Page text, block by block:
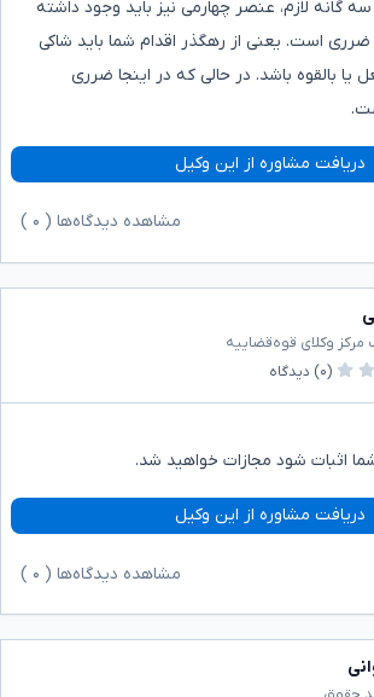
گانه لازم، عنصر چهارمی نیز باید وجود داشته
است. یعنی از رهگذر اقدام شما باید شاکی
بالقوه باشد. در حالی که در اینجا ضرری
دریافت مشاوره از این وکیل
مشاهده دیدگاه‌ها ( ۰
مرکز وکلای قوه‌قضاییه
(۰) دیدگاه
اثبات شود مجازات خواهید شد.
دریافت مشاوره از این وکیل
مشاهده دیدگاه‌ها ( ۰